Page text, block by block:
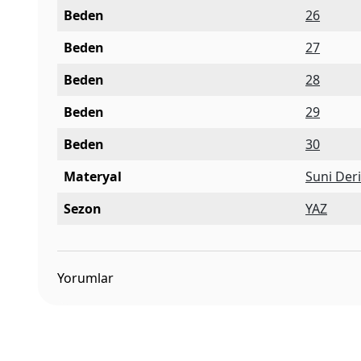
Beden
26
Beden
27
Beden
28
Beden
29
Beden
30
Materyal
Suni Deri
Sezon
YAZ
Yorumlar